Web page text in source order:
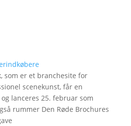
som er et branchesite for
scenekunst, får en
lanceres 25. februar som
rummer Den Røde Brochures